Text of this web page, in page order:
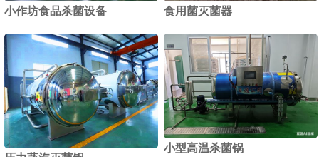
小作坊食品杀菌设备 食用菌灭菌器
小型高温杀菌锅